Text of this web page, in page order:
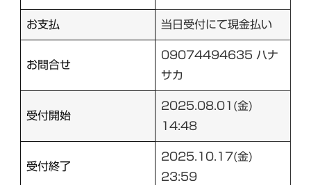
お支払 当日受付にて現金払い
お問合せ
09074494635 ハナ
サカ
受付開始
2025.08.01(金)
14:48
受付終了
2025.10.17(金)
23:59